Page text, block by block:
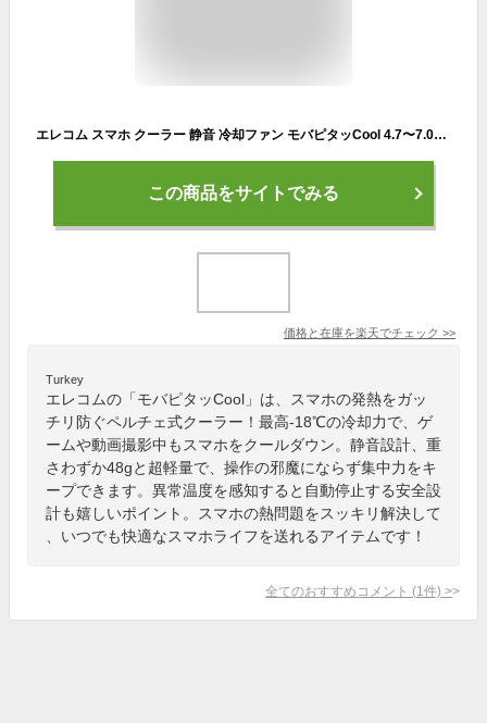
エレコム スマホ クーラー 静音 冷却ファン モバピタッCool 4.7〜7.0インチ対応 超小型 ペルチェ式 USB Type-C ケーブル付属 ブラック P-CLPL01BK
この商品をサイトでみる
価格と在庫を楽天でチェック >>
Turkey
エレコムの「モバピタッCool」は、スマホの発熱をガッ
チリ防ぐペルチェ式クーラー！最高-18℃の冷却力で、ゲ
ームや動画撮影中もスマホをクールダウン。静音設計、重
さわずか48gと超軽量で、操作の邪魔にならず集中力をキ
ープできます。異常温度を感知すると自動停止する安全設
計も嬉しいポイント。スマホの熱問題をスッキリ解決して
、いつでも快適なスマホライフを送れるアイテムです！
全てのおすすめコメント (1 件) >